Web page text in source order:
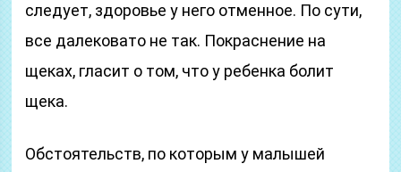
следует, здоровье у него отменное. По сути,
все далековато не так. Покраснение на
щеках, гласит о том, что у ребенка болит
щека.
Обстоятельств, по которым у малышей